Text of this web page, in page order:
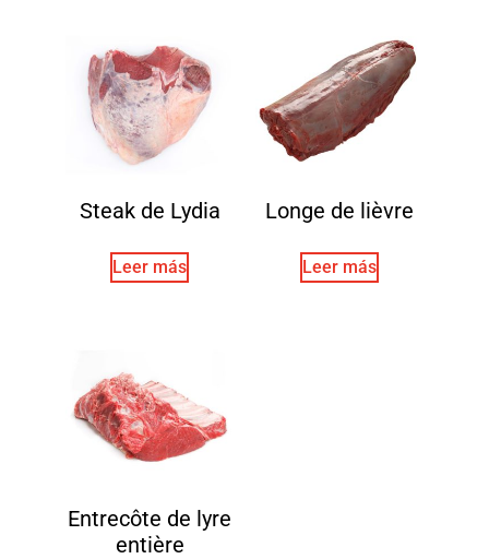
Steak de Lydia
Leer más
Longe de lièvre
Leer más
Entrecôte de lyre
entière